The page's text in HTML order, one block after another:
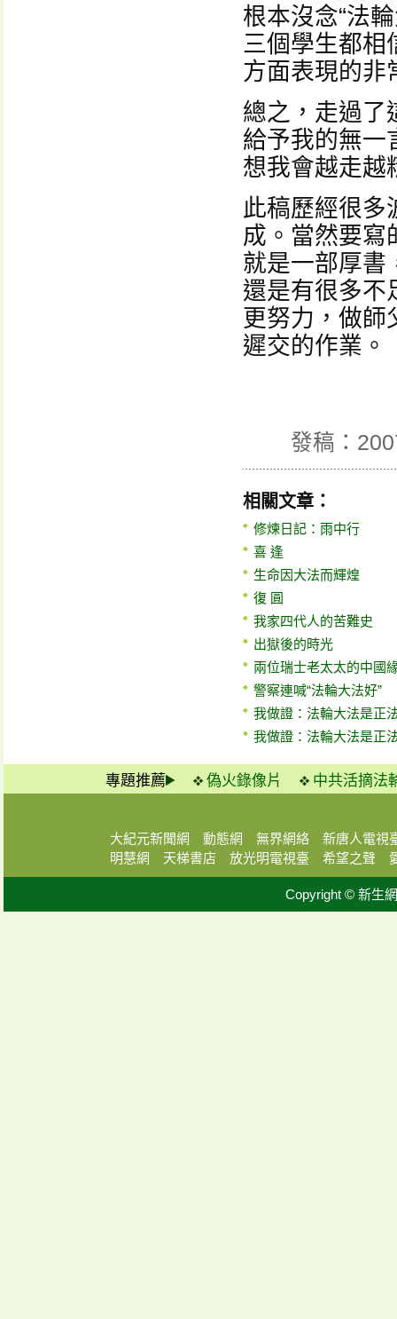
根本沒念“法
三個學生都相
方面表現的非
總之，走過了
給予我的無一
想我會越走越
此稿歷經很多
成。當然要寫
就是一部厚書
還是有很多不
更努力，做師
遲交的作業。
發稿：
相關文章：
修煉日記：雨中行
喜 逢
生命因大法而輝煌
復 圓
我家四代人的苦難史
出獄後的時光
兩位瑞士老太太的中國
警察連喊“法輪大法好”
我做證：法輪大法是正
我做證：法輪大法是正
專題推薦 偽火錄像片 中共活摘法
大紀元新聞網 動態網 無界網絡
新唐人電視
明慧網
天梯書店 放光明電視臺 希望之聲
Copyright © 新生